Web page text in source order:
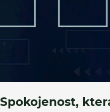
Spokojenost,